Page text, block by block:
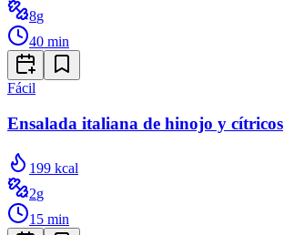
8g
40 min
Fácil
Ensalada italiana de hinojo y cítricos
199 kcal
2g
15 min